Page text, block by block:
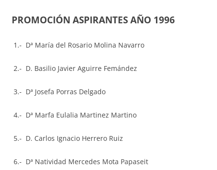
PROMOCIÓN ASPIRANTES AÑO 1996
1.- Dª María del Rosario Molina Navarro
2.- D. Basilio Javier Aguirre Femández
3.- Dª Josefa Porras Delgado
4.- Dª Marfa Eulalia Martinez Martino
5.- D. Carlos Ignacio Herrero Ruiz
6.- Dª Natividad Mercedes Mota Papaseit